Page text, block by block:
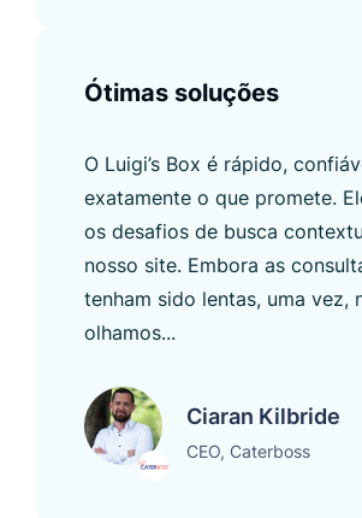
Ótimas soluções
O Luigi’s Box é rápido,
exatamente o que promete.
os desafios de busca
nosso site. Embora as
tenham sido lentas, uma vez,
olhamos...
Ciaran Kilbride
CEO, Caterboss